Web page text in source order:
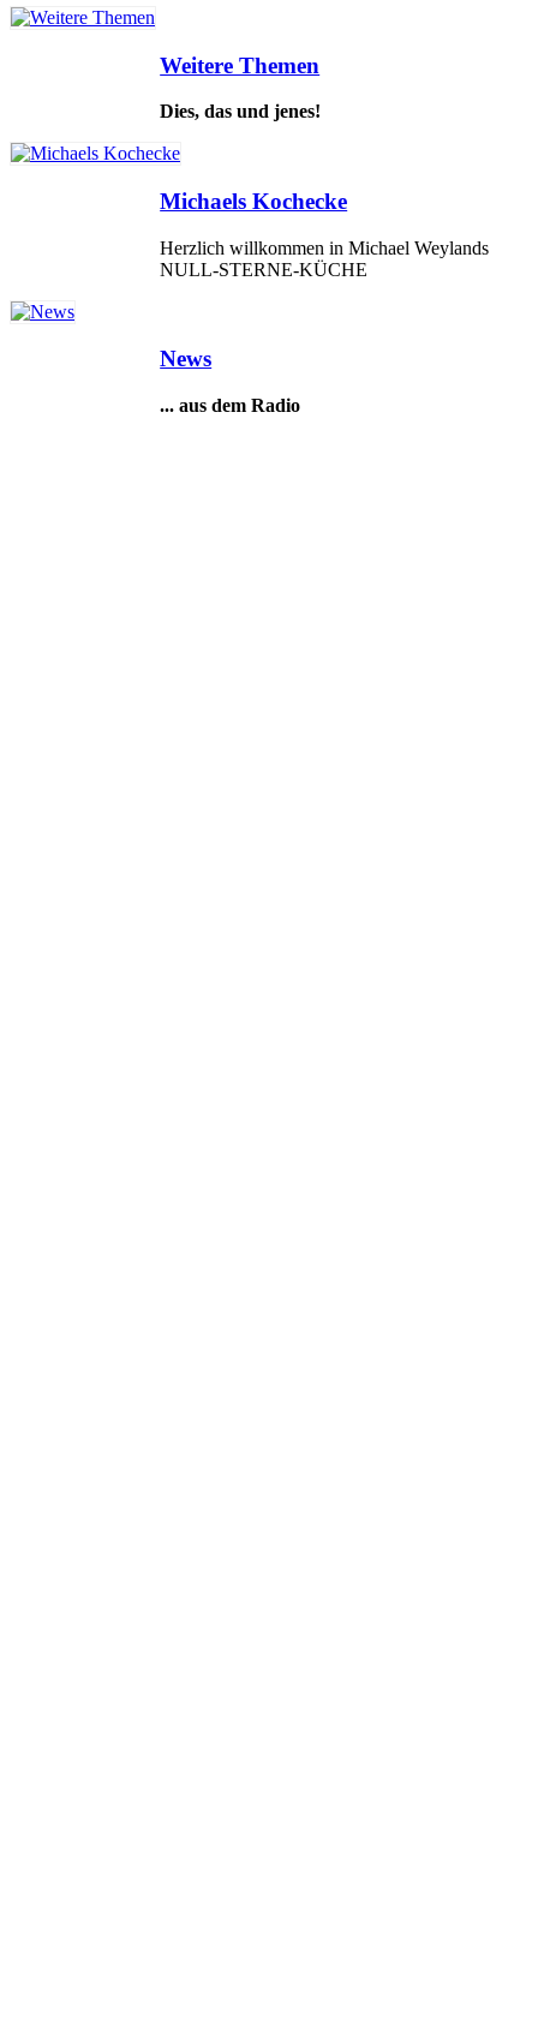
Weitere Themen
Dies, das und jenes!
Michaels Kochecke
Herzlich willkommen in Michael Weylands
NULL-STERNE-KÜCHE
News
... aus dem Radio